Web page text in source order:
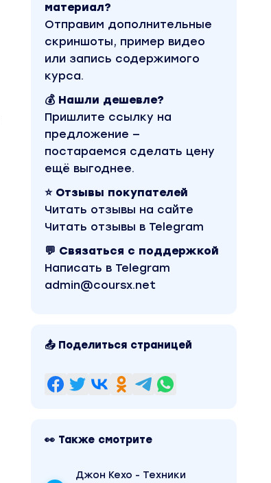
материал?
Отправим дополнительные
скриншоты, пример видео
или запись содержимого
курса.
💰 Нашли дешевле?
Пришлите ссылку на
предложение —
постараемся сделать цену
ещё выгоднее.
⭐ Отзывы покупателей
Читать отзывы на сайте
Читать отзывы в Telegram
💬 Связаться с поддержкой
Написать в Telegram
admin@coursx.net
📤 Поделиться страницей
👀 Также смотрите
Джон Кехо - Техники